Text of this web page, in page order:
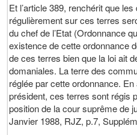
Et l’article 389, renchérit que
régulièrement sur ces terres
du chef de l’Etat (Ordonnance
existence de cette ordonnance
de ces terres bien que la loi ait
domaniales. La terre des
réglée par cette ordonnance. En
président, ces terres sont régis
position de la cour suprême de
Janvier 1988, RJZ, p.7,